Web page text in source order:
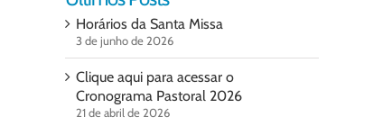
Horários da Santa Missa
3 de junho de 2026
Clique aqui para acessar o
Cronograma Pastoral 2026
21 de abril de 2026